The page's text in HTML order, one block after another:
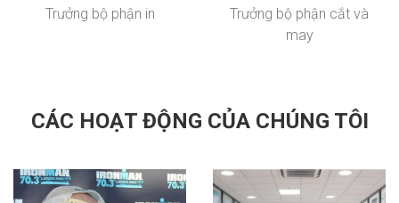
Trưởng bộ phận in
Trưởng bộ phận cắt và
may
CÁC HOẠT ĐỘNG CỦA CHÚNG TÔI